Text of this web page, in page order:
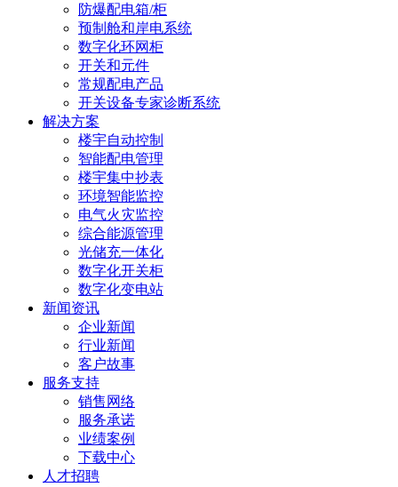
防爆配电箱/柜
预制舱和岸电系统
数字化环网柜
开关和元件
常规配电产品
开关设备专家诊断系统
解决方案
楼宇自动控制
智能配电管理
楼宇集中抄表
环境智能监控
电气火灾监控
综合能源管理
光储充一体化
数字化开关柜
数字化变电站
新闻资讯
企业新闻
行业新闻
客户故事
服务支持
销售网络
服务承诺
业绩案例
下载中心
人才招聘